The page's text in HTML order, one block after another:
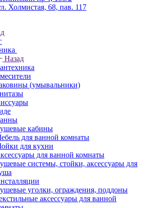
Холмистая, 68, пав. 117
Назад
(умывальники)
кабины
для ванной комнаты
для кухни
для ванной комнаты
системы, стойки, аксессуары для
уголки, ограждения, поддоны
аксессуары для ванной